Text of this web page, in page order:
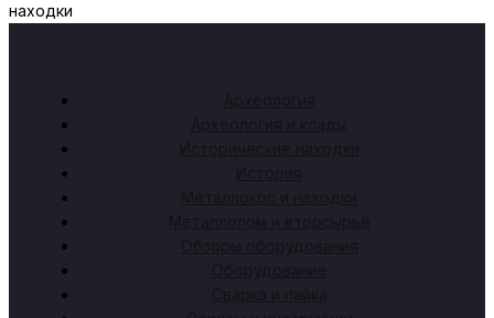
находки
Археология
Археология и клады
Исторические находки
История
Металлокоп и находки
Металлолом и вторсырьё
Обзоры оборудования
Оборудование
Сварка и пайка